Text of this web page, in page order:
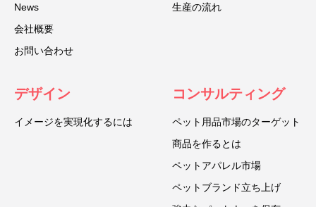
News
会社概要
お問い合わせ
生産の流れ
デザイン
イメージを実現化するには
コンサルティング
ペット用品市場のターゲット
商品を作るとは
ペットアパレル市場
ペットブランド立ち上げ